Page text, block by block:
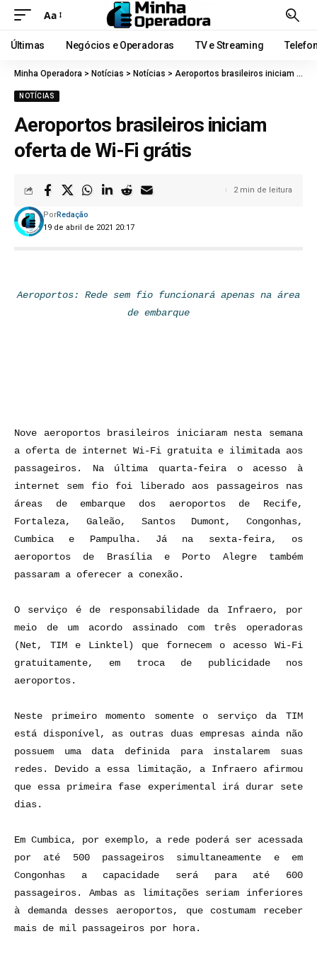
Aa
Últimas Negócios e Operadoras TV e Streaming
Minha Operadora > Notícias > Notícias > Aeroportos brasileiros iniciam oferta de Wi-Fi grátis
NOTÍCIAS
Aeroportos brasileiros iniciam
oferta de Wi-Fi grátis
19 de abril de 2021 20:17
PorRedação
2 min de leitura
Aeroportos: Rede sem fio funcionará apenas na área
de embarque
Nove aeroportos brasileiros iniciaram nesta semana
a oferta de internet Wi-Fi gratuita e ilimitada aos
passageiros. Na última quarta-feira o acesso à
internet sem fio foi liberado aos passageiros nas
áreas de embarque dos aeroportos de Recife,
Fortaleza, Galeão, Santos Dumont, Congonhas,
Cumbica e Pampulha. Já na sexta-feira, os
aeroportos de Brasília e Porto Alegre também
passaram a oferecer a conexão.
O serviço é de responsabilidade da Infraero, por
meio de um acordo assinado com três operadoras
(Net, TIM e Linktel) que fornecem o acesso Wi-Fi
gratuitamente, em troca de publicidade nos
aeroportos.
Neste primeiro momento somente o serviço da TIM
está disponível, as outras duas empresas ainda não
possuem uma data definida para instalarem suas
redes. Devido a essa limitação, a Infraero afirmou
que essa primeira fase experimental irá durar sete
dias.
Em Cumbica, por exemplo, a rede poderá ser acessada
por até 500 passageiros simultaneamente e em
Congonhas a capacidade será para até 600
passageiros. Ambas as limitações seriam inferiores
à demanda desses aeroportos, que costumam receber
mais de mil passageiros por hora.